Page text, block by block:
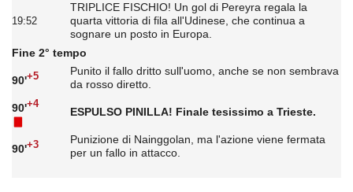
19:52
TRIPLICE FISCHIO! Un gol di Pereyra regala la
quarta vittoria di fila all'Udinese, che continua a
sognare un posto in Europa.
Fine 2° tempo
90'+5
Punito il fallo dritto sull'uomo, anche se non sembrava
da rosso diretto.
90'+4
ESPULSO PINILLA! Finale tesissimo a Trieste.
90'+3
Punizione di Nainggolan, ma l'azione viene fermata
per un fallo in attacco.